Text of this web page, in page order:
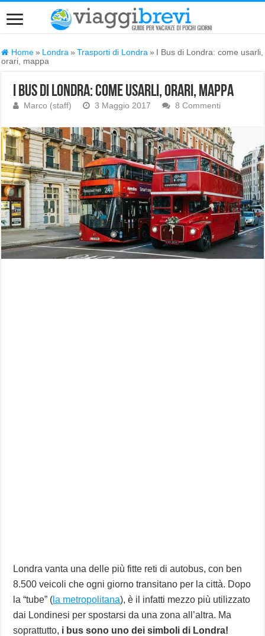
Home » Londra » Trasporti di Londra »
I Bus di Londra: come usarli,
orari, mappa
I Bus di Londra: come usarli, orari, mappa
Marco (staff) 3 Maggio 2017 8 Commenti
Londra vanta una delle più fitte reti di autobus, con ben
8.500 veicoli che ogni giorno transitano per la città. Dopo
la “tube” ( la metropolitana), è il infatti mezzo più utilizzato
dai Londinesi per spostarsi da una zona all’altra. Ma
soprattutto, i bus sono uno dei simboli di Londra!